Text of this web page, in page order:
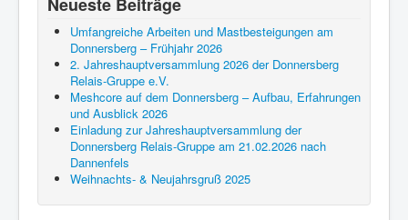
Neueste Beiträge
Umfangreiche Arbeiten und Mastbesteigungen am
Donnersberg – Frühjahr 2026
2. Jahreshauptversammlung 2026 der Donnersberg
Relais-Gruppe e.V.
Meshcore auf dem Donnersberg – Aufbau, Erfahrungen
und Ausblick 2026
Einladung zur Jahreshauptversammlung der
Donnersberg Relais-Gruppe am 21.02.2026 nach
Dannenfels
Weihnachts- & Neujahrsgruß 2025